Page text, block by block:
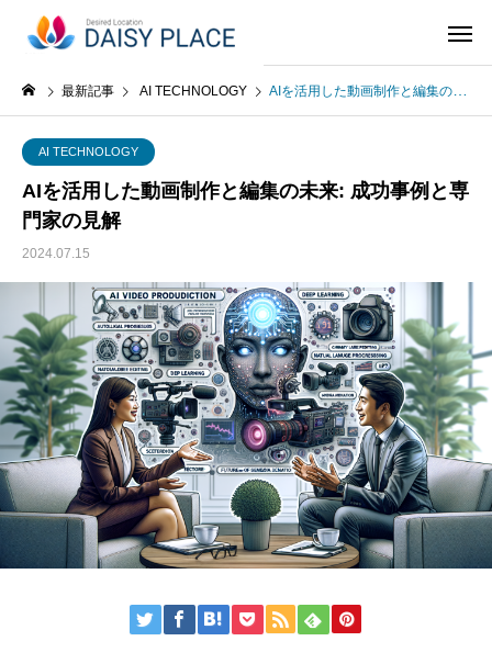
最新記事 AI TECHNOLOGY AIを活用した動画制作と編集の未来: 成功事例と専門家の見解
AI TECHNOLOGY
AIを活用した動画制作と編集の未来: 成功事例と専
門家の見解
2024.07.15